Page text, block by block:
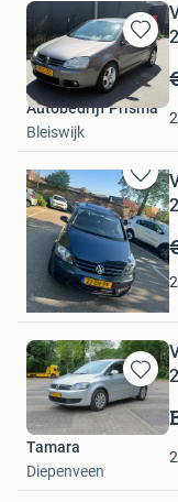
Bewaren
in
Mijn
Autobedrijf Prisma
Bleiswijk
Bewaren
in
Mijn
omar omar
Rijen
Bewaren
in
Tamara
Diepenveen